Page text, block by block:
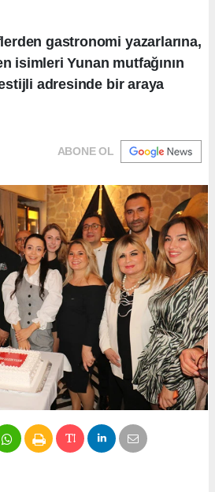
gastronomi yazarlarına,
isimleri Yunan mutfağının
adresinde bir araya
ABONE OL